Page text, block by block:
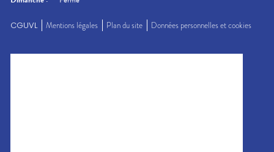
CGUVL Mentions légales Plan du site Données personnelles et cookies